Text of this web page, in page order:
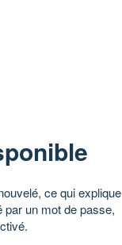
ce qui explique
par un mot de passe,